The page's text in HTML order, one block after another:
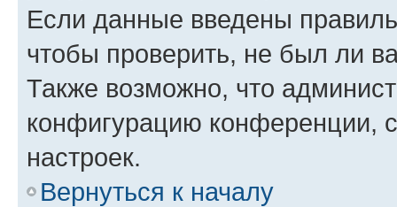
Если данные введены
чтобы проверить, не был ли
Также возможно, что
конфигурацию конференции,
настроек.
Вернуться к началу